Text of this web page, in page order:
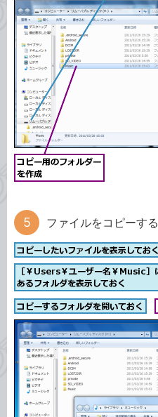
ファイルをコピーする